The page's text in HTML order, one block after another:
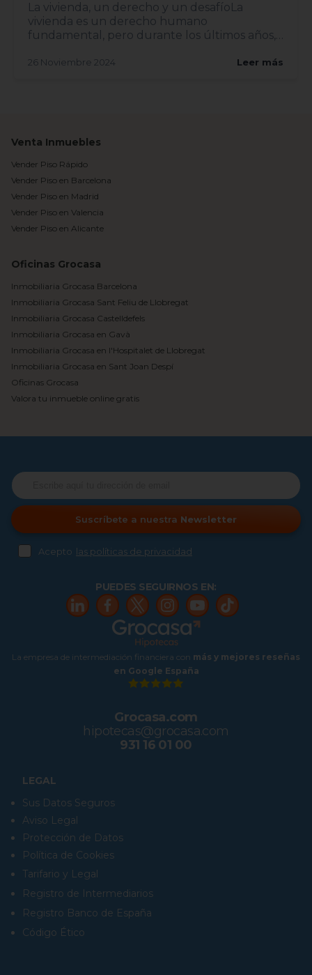
La vivienda, un derecho y un desafíoLa
vivienda es un derecho humano
fundamental, pero durante los últimos años,
26 Noviembre 2024 Leer más
Venta Inmuebles
Vender Piso Rápido
Vender Piso en Barcelona
Vender Piso en Madrid
Vender Piso en Valencia
Vender Piso en Alicante
Oficinas Grocasa
Inmobiliaria Grocasa Barcelona
Inmobiliaria Grocasa Sant Feliu de Llobregat
Inmobiliaria Grocasa Castelldefels
Inmobiliaria Grocasa en Gavà
Inmobiliaria Grocasa en l'Hospitalet de Llobregat
Inmobiliaria Grocasa en Sant Joan Despí
Oficinas Grocasa
Valora tu inmueble online gratis
Suscríbete a nuestra Newsletter
Acepto las políticas de privacidad
LEGAL
Sus Datos Seguros
Aviso Legal
Protección de Datos
Política de Cookies
Tarifario y Legal
Registro de Intermediarios
Registro Banco de España
Código Ético
PUEDES SEGUIRNOS EN:
La empresa de intermediación financiera con más y mejores reseñas
en Google España
Grocasa.com
hipotecas@grocasa.com
931 16 01 00